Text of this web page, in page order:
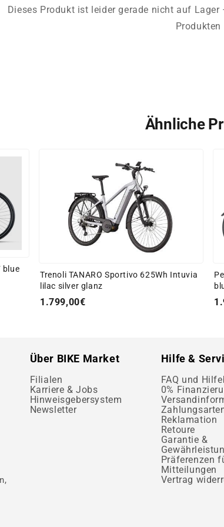
Dieses Produkt ist leider gerade nicht auf
Produkten
Ähnliche
blue
Trenoli TANARO Sportivo 625Wh Intuvia
lilac silver glanz
1.799,00€
Über BIKE Market
Filialen
Karriere & Jobs
Hinweisgebersystem
Newsletter
Hilfe &
FAQ und
0%
Reklamation
Retoure
Garantie &
Präferenzen
Mitteilungen
Vertrag